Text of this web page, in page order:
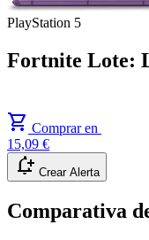
PlayStation 5
Fortnite Lote:
shopping_cart Comprar en
15,09 €
notification_add Crear Alerta
Comparativa